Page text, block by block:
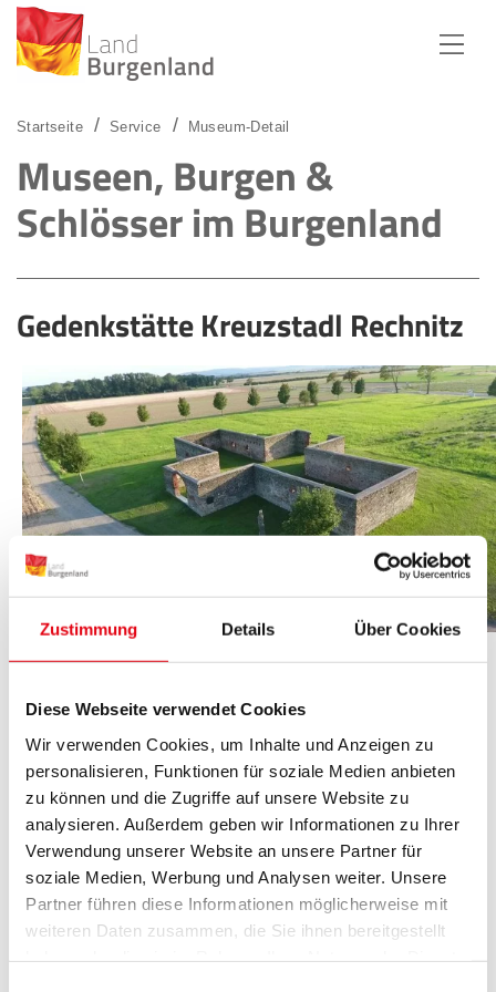
Zustimmung Details Über Cookies
Diese Webseite verwendet Cookies
Wir verwenden Cookies, um Inhalte und Anzeigen zu
personalisieren, Funktionen für soziale Medien anbieten
zu können und die Zugriffe auf unsere Website zu
analysieren. Außerdem geben wir Informationen zu Ihrer
Verwendung unserer Website an unsere Partner für
soziale Medien, Werbung und Analysen weiter. Unsere
Partner führen diese Informationen möglicherweise mit
weiteren Daten zusammen, die Sie ihnen bereitgestellt
Startseite Service Museum-Detail
Museen, Burgen &
Schlösser im Burgenland
Gedenkstätte Kreuzstadl Rechnitz
© K.B.K. - Kultur.Bildung.Kunst
Geschriebensteinstraße
Tel: +43 (0)3352-33940
E-Mail:
mailto:info@refugius.at
www.kreuzstadl.net
In Rechnitz ereignete sich in der Nacht vom 24. auf
den 25. März 1945 ein beispielloses
Kriegsverbrechen, dem ca. 200 ungarisch-jüdische